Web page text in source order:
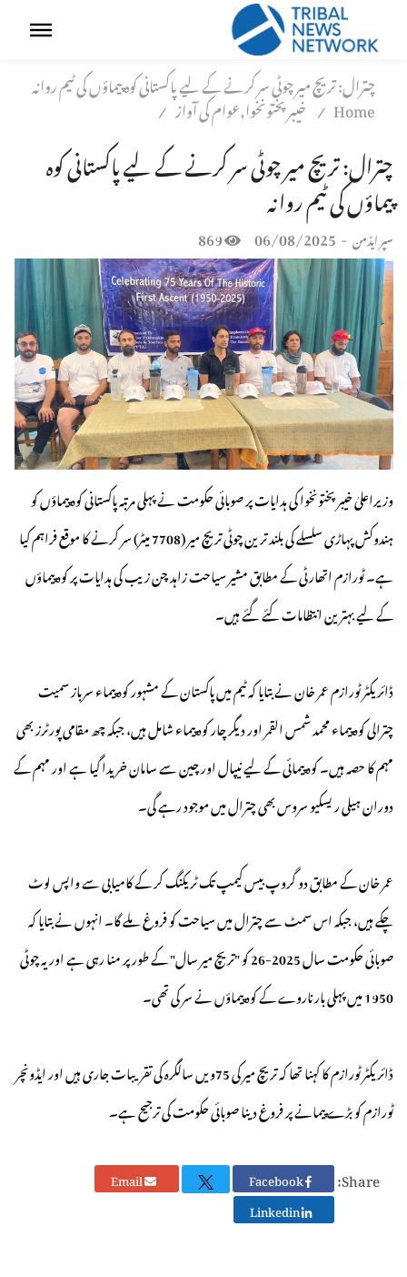
چترال: تریچ میر چوٹی سر کرنے کے لیے پاکستانی کوہ پیماؤں کی ٹیم روانہ
Home
/ خیبر پختونخوا,عوام کی آواز /
چترال: تریچ میر چوٹی سر کرنے کے لیے پاکستانی کوہ
پیماؤں کی ٹیم روانہ
سپر ایڈمن -
06/08/2025
وزیراعلیٰ خیبرپختونخوا کی ہدایات پر صوبائی حکومت نے پہلی مرتبہ پاکستانی کوہ پیماؤں کو
ہندوکش پہاڑی سلسلے کی بلند ترین چوٹی تریچ میر (7708 میٹر) سر کرنے کا موقع فراہم کیا
ہے۔ ٹورازم اتھارٹی کے مطابق مشیر سیاحت زاہد چن زیب کی ہدایات پر کوہ پیماؤں
کے لیے بہترین انتظامات کئے گئے ہیں۔
ڈائریکٹر ٹورازم عمر خان نے بتایا کہ ٹیم میں پاکستان کے مشہور کوہ پیماء سرباز سمیت
چترالی کوہ پیماء محمد شمس القمر اور دیگر چار کوہ پیماء شامل ہیں، جبکہ چھ مقامی پورٹرز بھی
مہم کا حصہ ہیں۔ کوہ پیمائی کے لیے نیپال اور چین سے سامان خریدا گیا ہے اور مہم کے
دوران ہیلی ریسکیو سروس بھی چترال میں موجود رہے گی۔
عمر خان کے مطابق دو گروپ بیس کیمپ تک ٹریکنگ کر کے کامیابی سے واپس لوٹ
چکے ہیں، جبکہ اس سمٹ سے چترال میں سیاحت کو فروغ ملے گا۔ انہوں نے بتایا کہ
صوبائی حکومت سال 2025-26 کو "تریچ میر سال" کے طور پر منا رہی ہے اور یہ چوٹی
1950 میں پہلی بار ناروے کے کوہ پیماؤں نے سر کی تھی۔
ڈائریکٹر ٹورازم کا کہنا تھا کہ تریچ میر کی 75ویں سالگرہ کی تقریبات جاری ہیں اور ایڈونچر
ٹورازم کو بڑے پیمانے پر فروغ دینا صوبائی حکومت کی ترجیح ہے۔
Share:
Email
Linkedin